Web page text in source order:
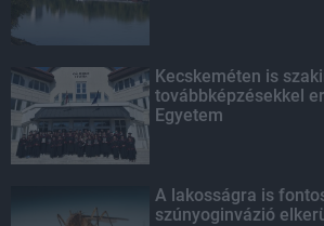
Kecskeméten is
továbbképzésekkel
Egyetem
A lakosságra is
szúnyoginvázió